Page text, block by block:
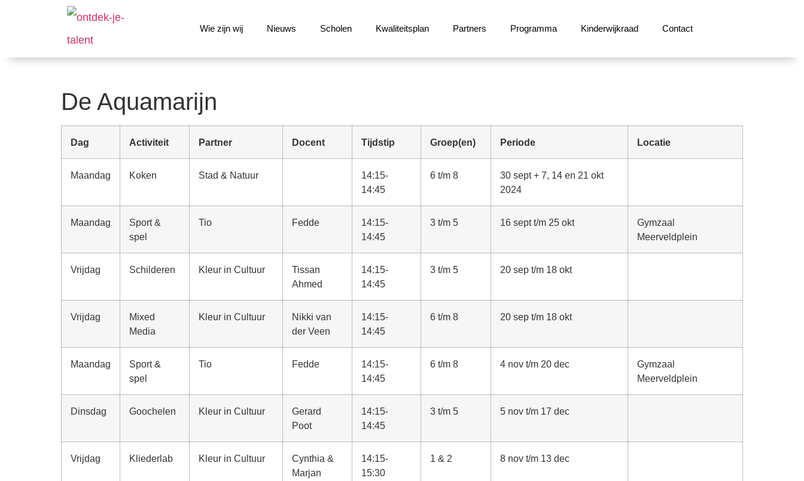
Wie zijn wij Nieuws Scholen Kwaliteitsplan Partners Programma Kinderwijkraad Contact
De Aquamarijn
Dag Activiteit Partner Docent Tijdstip Groep(en) Periode Locatie
Maandag Koken Stad & Natuur
14:15-
14:45
6 t/m 8
30 sept + 7, 14 en 21 okt
2024
Maandag
Sport &
spel
Tio Fedde
14:15-
14:45
3 t/m 5 16 sept t/m 25 okt
Gymzaal
Meerveldplein
Vrijdag Schilderen Kleur in Cultuur
Tissan
Ahmed
14:15-
14:45
3 t/m 5 20 sep t/m 18 okt
Vrijdag
Mixed
Media
Kleur in Cultuur
Nikki van
der Veen
14:15-
14:45
6 t/m 8 20 sep t/m 18 okt
Maandag
Sport &
spel
Tio Fedde
14:15-
14:45
6 t/m 8 4 nov t/m 20 dec
Gymzaal
Meerveldplein
Dinsdag Goochelen Kleur in Cultuur
Gerard
Poot
14:15-
14:45
3 t/m 5 5 nov t/m 17 dec
Vrijdag Kliederlab Kleur in Cultuur
Cynthia &
Marjan
14:15-
15:30
1 & 2 8 nov t/m 13 dec